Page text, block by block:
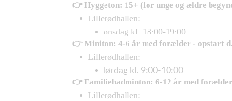
👉 Hyggeton: 15+ (for unge og ældre
Lillerødhallen:
onsdag kl. 18:00-19:00
👉 Miniton: 4-6 år med forælder - opstart d.
Lillerødhallen:
lørdag kl. 9:00-10:00
👉 Familiebadminton: 6-12 år med forælder
Lillerødhallen: